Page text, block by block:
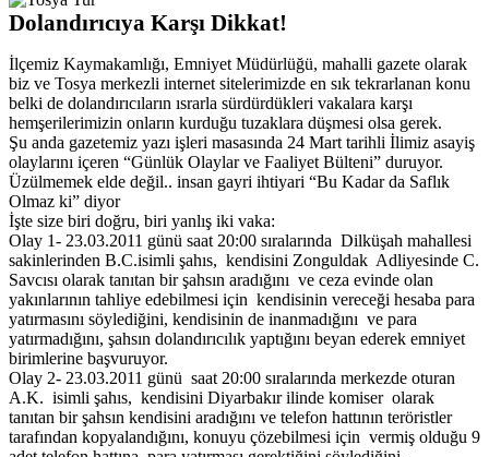
Dolandırıcıya Karşı Dikkat!
İlçemiz Kaymakamlığı, Emniyet Müdürlüğü, mahalli gazete olarak
biz ve Tosya merkezli internet sitelerimizde en sık tekrarlanan konu
belki de dolandırıcıların ısrarla sürdürdükleri vakalara karşı
hemşerilerimizin onların kurduğu tuzaklara düşmesi olsa gerek.
Şu anda gazetemiz yazı işleri masasında 24 Mart tarihli İlimiz asayiş
olaylarını içeren “Günlük Olaylar ve Faaliyet Bülteni” duruyor.
Üzülmemek elde değil.. insan gayri ihtiyari “Bu Kadar da Saflık
Olmaz ki” diyor
İşte size biri doğru, biri yanlış iki vaka:
Olay 1- 23.03.2011 günü saat 20:00 sıralarında Dilküşah mahallesi
sakinlerinden B.C.isimli şahıs, kendisini Zonguldak Adliyesinde C.
Savcısı olarak tanıtan bir şahsın aradığını ve ceza evinde olan
yakınlarının tahliye edebilmesi için kendisinin vereceği hesaba para
yatırmasını söylediğini, kendisinin de inanmadığını ve para
yatırmadığını, şahsın dolandırıcılık yaptığını beyan ederek emniyet
birimlerine başvuruyor.
Olay 2- 23.03.2011 günü saat 20:00 sıralarında merkezde oturan
A.K. isimli şahıs, kendisini Diyarbakır ilinde komiser olarak
tanıtan bir şahsın kendisini aradığını ve telefon hattının teröristler
tarafından kopyalandığını, konuyu çözebilmesi için vermiş olduğu 9